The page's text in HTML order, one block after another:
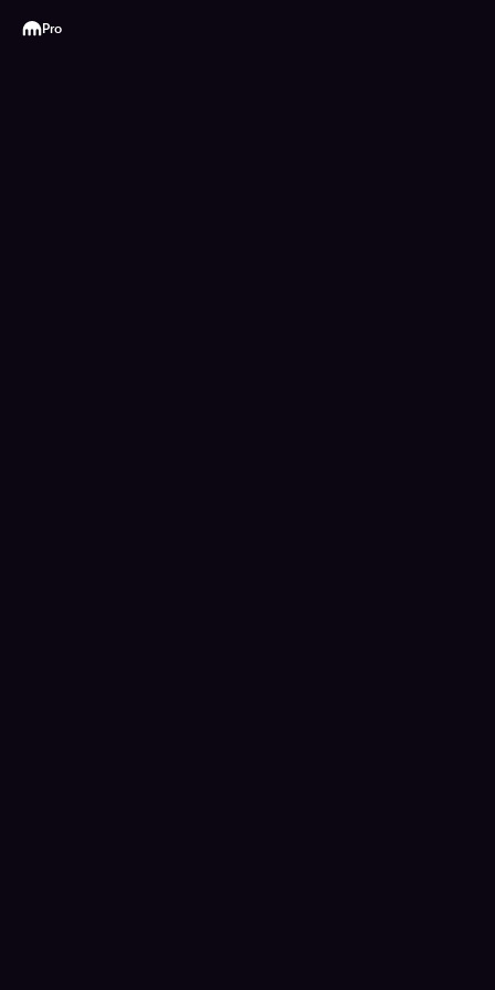
Kraken
Pro